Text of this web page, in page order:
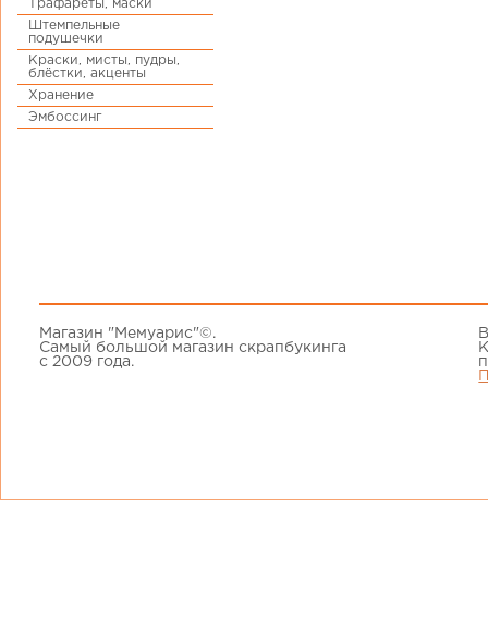
Трафареты, маски
Штемпельные
подушечки
Краски, мисты, пудры,
блёстки, акценты
Хранение
Эмбоссинг
Магазин "Мемуарис"©.
Самый большой магазин скрапбукинга
с 2009 года.